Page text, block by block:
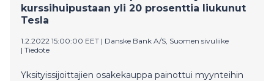
jäljempänä) 10 prosenttia alhaisempi kuin Me
kurssihuipustaan yli 20 prosenttia liukunut
Tesla
1.2.2022 15:00:00 EET | Danske Bank A/S, Suomen sivuliike
| Tiedote
Yksityissijoittajien osakekauppa painottui myynteihin